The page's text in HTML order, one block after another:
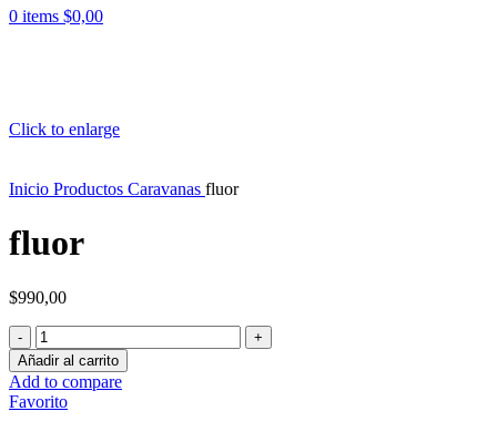
0 items $0,00
Click to enlarge
Inicio Productos Caravanas fluor
fluor
$990,00
fluor
cantidad
Añadir al carrito
Add to compare
Favorito